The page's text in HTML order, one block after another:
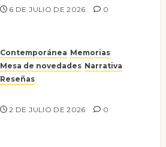
6 DE JULIO DE 2026 0
Contemporánea Memorias
Mesa de novedades Narrativa
Reseñas
2 DE JULIO DE 2026 0